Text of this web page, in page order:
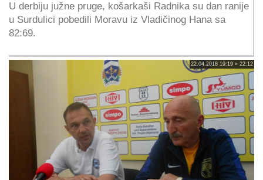
U derbiju južne pruge, košarkaši Radnika su dan ranije
u Surdulici pobedili Moravu iz Vladičinog Hana sa
82:69.
22.04.2018 19:19 » 22:12